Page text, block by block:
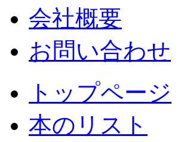
会社概要
お問い合わせ
トップページ
本のリスト